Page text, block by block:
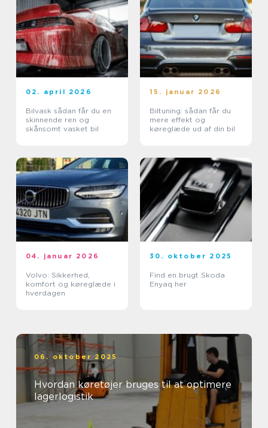
02. april 2026
Bilvask sådan får du en
skinnende ren og
skånsomt vasket bil
15. januar 2026
Biltuning: sådan får du
mere effekt og
køreglæde ud af din bil
04. januar 2026
Volvo: Sikkerhed,
komfort og køreglæde i
hverdagen
30. oktober 2025
Find en brugt Skoda
Enyaq her
06. oktober 2025
Hvordan køretøjer bruges til at optimere
lagerlogistik